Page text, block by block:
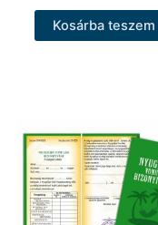
Kosárba teszem